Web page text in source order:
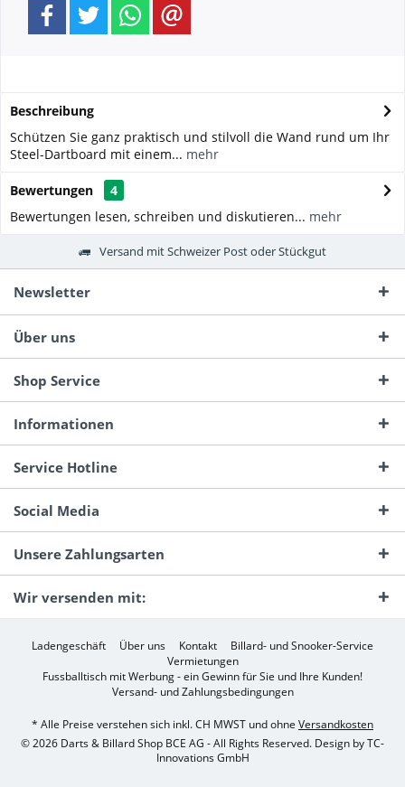
Beschreibung
Schützen Sie ganz praktisch und stilvoll die Wand rund um Ihr
Steel-Dartboard mit einem... mehr
Bewertungen
4
Bewertungen lesen, schreiben und diskutieren... mehr
Versand mit Schweizer Post oder Stückgut
Newsletter
Über uns
Shop Service
Informationen
Service Hotline
Social Media
Unsere Zahlungsarten
Wir versenden mit:
Ladengeschäft Über uns Kontakt
Billard- und Snooker-Service
Vermietungen
Fussballtisch mit Werbung - ein Gewinn für Sie und Ihre Kunden!
Versand- und Zahlungsbedingungen
* Alle Preise verstehen sich inkl. CH MWST und ohne Versandkosten
© 2026 Darts & Billard Shop BCE AG - All Rights Reserved. Design byTC-
Innovations GmbH